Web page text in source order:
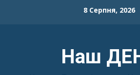
8 Серпня, 2026
Наш